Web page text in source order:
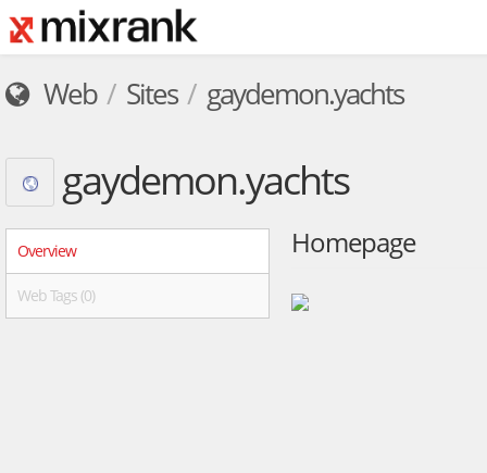
Web Sites gaydemon.yachts
gaydemon.yachts
Overview
Web Tags (0)
Homepage